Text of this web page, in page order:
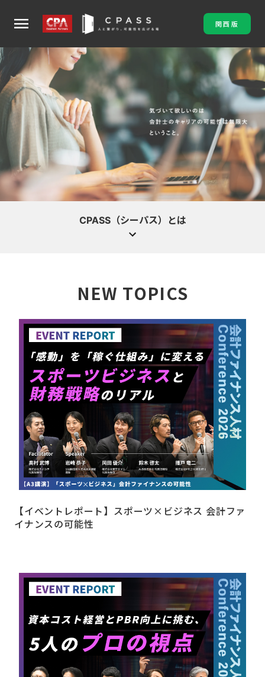
menu 関西版
CPASS（シーパス）とは
詳しく見る
NEW TOPICS
【イベントレポート】スポーツ×ビジネス 会計ファ
イナンスの可能性